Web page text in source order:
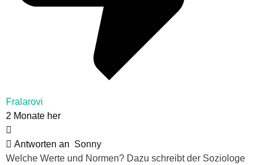
Fralarovi
2 Monate her
Antworten an Sonny
Welche Werte und Normen? Dazu schreibt der Soziologe